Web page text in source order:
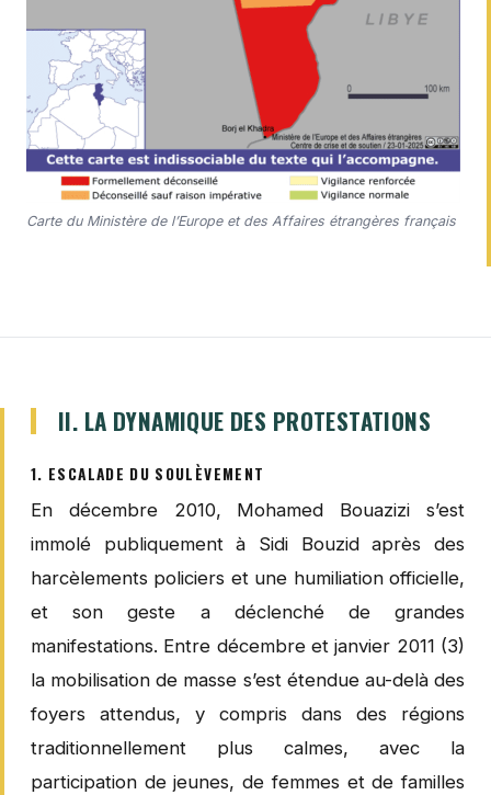
Carte du Ministère de l’Europe et des Affaires étrangères français
II. LA DYNAMIQUE DES PROTESTATIONS
1. ESCALADE DU SOULÈVEMENT
En décembre 2010, Mohamed Bouazizi s’est
immolé publiquement à Sidi Bouzid après des
harcèlements policiers et une humiliation officielle,
et son geste a déclenché de grandes
manifestations. Entre décembre et janvier 2011 (3)
la mobilisation de masse s’est étendue au-delà des
foyers attendus, y compris dans des régions
traditionnellement plus calmes, avec la
participation de jeunes, de femmes et de familles